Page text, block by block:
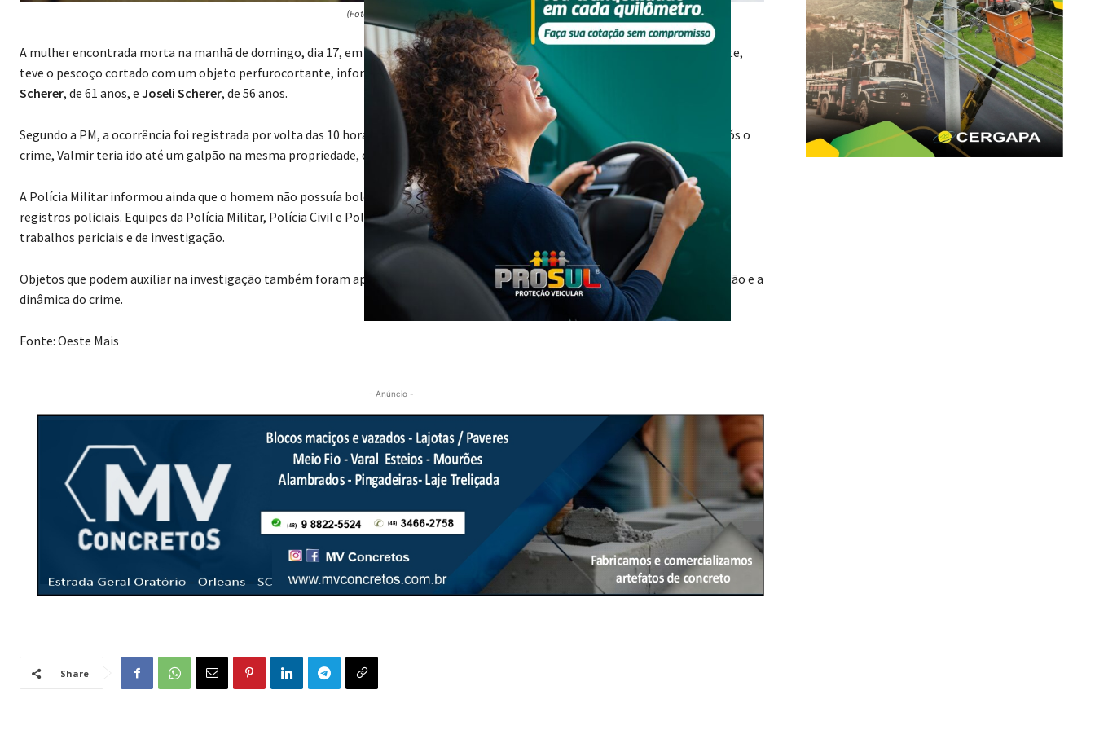
(Foto: Redes Sociais)
A mulher encontrada morta na manhã de domingo, dia 17, em uma propriedade rural na Linha Piraju, no interior de Iporã do Oeste,
teve o pescoço cortado com um objeto perfurocortante, informou a Polícia Militar. As vítimas foram identificadas como
Scherer, de 61 anos, e Joseli Scherer, de 56 anos.
Segundo a PM, a ocorrência foi registrada por volta das 10 horas. Joseli foi encontrada morta dentro da residência da família. Após o
crime, Valmir teria ido até um galpão na mesma propriedade, onde cometeu suicídio.
A Polícia Militar informou ainda que o homem não possuía boletins de ocorrência como autor, assim como a mulher não tinha
registros policiais. Equipes da Polícia Militar, Polícia Civil e Polícia Científica atenderam a ocorrência. A área foi isolada para os
trabalhos periciais e de investigação.
Objetos que podem auxiliar na investigação também foram apreendidos. A Polícia Civil instaurou um inquérito e apura a motivação e a
dinâmica do crime.
Fonte: Oeste Mais
- Anúncio -
Share